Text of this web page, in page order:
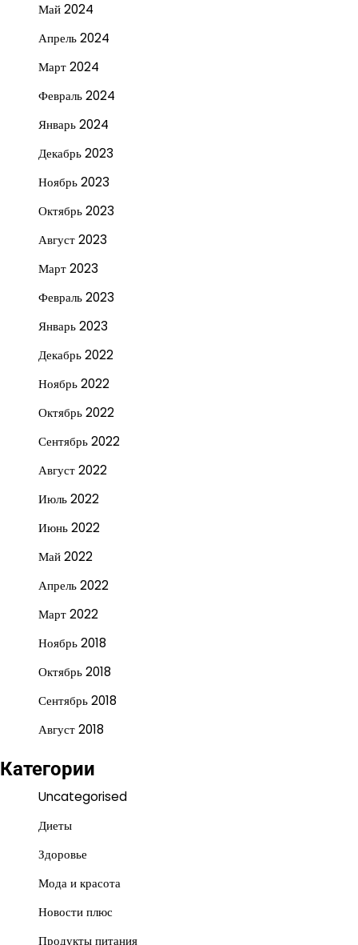
Май 2024
Апрель 2024
Март 2024
Февраль 2024
Январь 2024
Декабрь 2023
Ноябрь 2023
Октябрь 2023
Август 2023
Март 2023
Февраль 2023
Январь 2023
Декабрь 2022
Ноябрь 2022
Октябрь 2022
Сентябрь 2022
Август 2022
Июль 2022
Июнь 2022
Май 2022
Апрель 2022
Март 2022
Ноябрь 2018
Октябрь 2018
Сентябрь 2018
Август 2018
Категории
Uncategorised
Диеты
Здоровье
Мода и красота
Новости плюс
Продукты питания